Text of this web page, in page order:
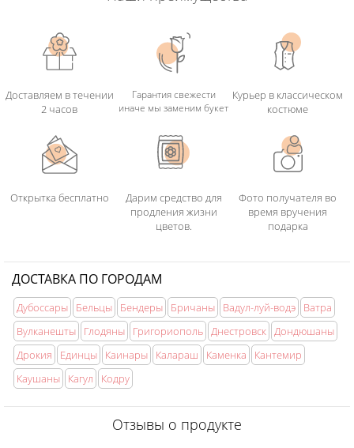
Доставляем в течении
2 часов
Гарантия свежести
иначе мы заменим букет
Курьер в классическом
костюме
Открытка бесплатно
Дарим средство для
продления жизни
цветов.
Фото получателя во
время вручения
подарка
ДОСТАВКА ПО ГОРОДАМ
Дубоссары Бельцы Бендеры Бричаны Вадул-луй-водэ
Ватра
Вулканешты
Глодяны Григориополь Днестровск Дондюшаны
Дрокия
Единцы Каинары Калараш Каменка
Кантемир
Каушаны
Кагул Кодру
Отзывы о продукте